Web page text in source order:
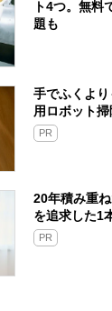
ト4つ。無料
題も
手でふくよ
用ロボット
PR
20年積み重
を追求した1
PR